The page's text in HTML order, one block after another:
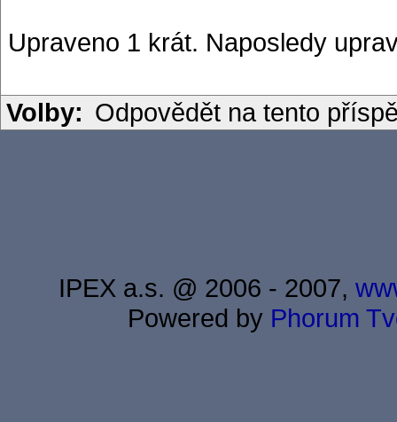
Upraveno 1 krát. Naposledy
Volby: Odpovědět na tento
IPEX a.s. @ 2006 - 2007,
Powered by Phorum